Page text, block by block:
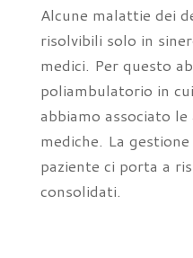
Alcune malattie dei
risolvibili solo in
medici. Per questo
poliambulatorio in
abbiamo associato
mediche. La
paziente ci porta a
consolidati.